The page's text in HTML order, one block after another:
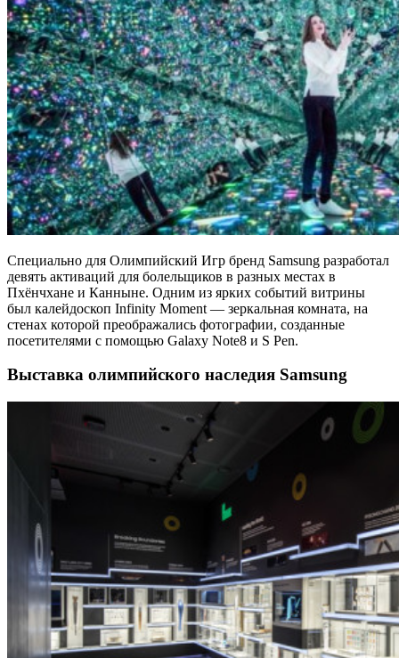
Специально для Олимпийский Игр бренд Samsung разработал
девять активаций для болельщиков в разных местах в
Пхёнчхане и Канныне. Одним из ярких событий витрины
был калейдоскоп Infinity Moment — зеркальная комната, на
стенах которой преображались фотографии, созданные
посетителями с помощью Galaxy Note8 и S Pen.
Выставка олимпийского наследия Samsung